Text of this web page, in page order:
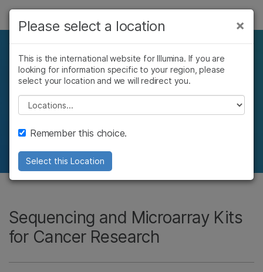
솔루션
학습
회사
지원
추천 링크
Kits and reagents for
cancer research
kits to facilitate cancer research
Sequencing and Microarray Kits
for Cancer Research
×
Please select a location
This is the international website for Illumina. If you are
looking for information specific to your region, please
select your location and we will redirect you.
Please select a location
Remember this choice.
Select this Location
×
암 연구
농업유전체학 연구
임상 종양학 연구